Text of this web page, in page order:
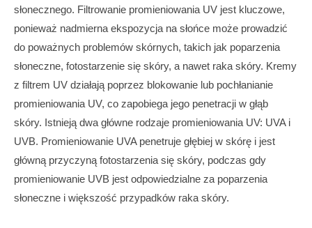
słonecznego. Filtrowanie promieniowania UV jest kluczowe,
ponieważ nadmierna ekspozycja na słońce może prowadzić
do poważnych problemów skórnych, takich jak poparzenia
słoneczne, fotostarzenie się skóry, a nawet raka skóry. Kremy
z filtrem UV działają poprzez blokowanie lub pochłanianie
promieniowania UV, co zapobiega jego penetracji w głąb
skóry. Istnieją dwa główne rodzaje promieniowania UV: UVA i
UVB. Promieniowanie UVA penetruje głębiej w skórę i jest
główną przyczyną fotostarzenia się skóry, podczas gdy
promieniowanie UVB jest odpowiedzialne za poparzenia
słoneczne i większość przypadków raka skóry.